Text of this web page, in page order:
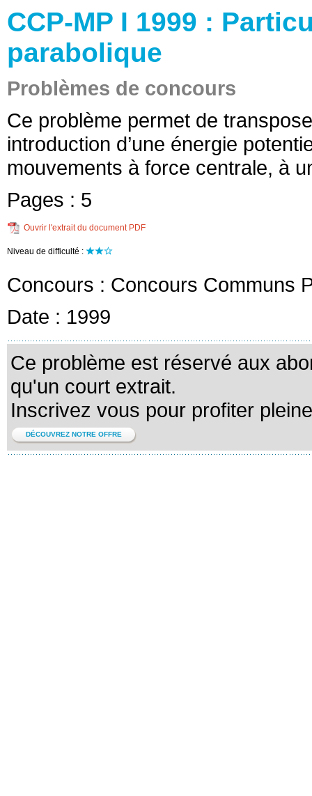
CCP-MP I 1999 :
parabolique
Problèmes de concours
Ce problème permet de
introduction d’une énergie
mouvements à force centrale, à
Pages : 5
Ouvrir l'extrait du document PDF
Niveau de difficulté :
Concours : Concours Communs
Date : 1999
Ce problème est réservé aux
qu'un court extrait.
Inscrivez vous pour profiter
DÉCOUVREZ NOTRE OFFRE